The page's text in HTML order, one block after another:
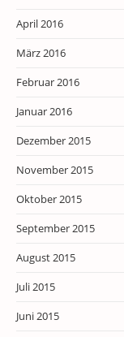
April 2016
März 2016
Februar 2016
Januar 2016
Dezember 2015
November 2015
Oktober 2015
September 2015
August 2015
Juli 2015
Juni 2015